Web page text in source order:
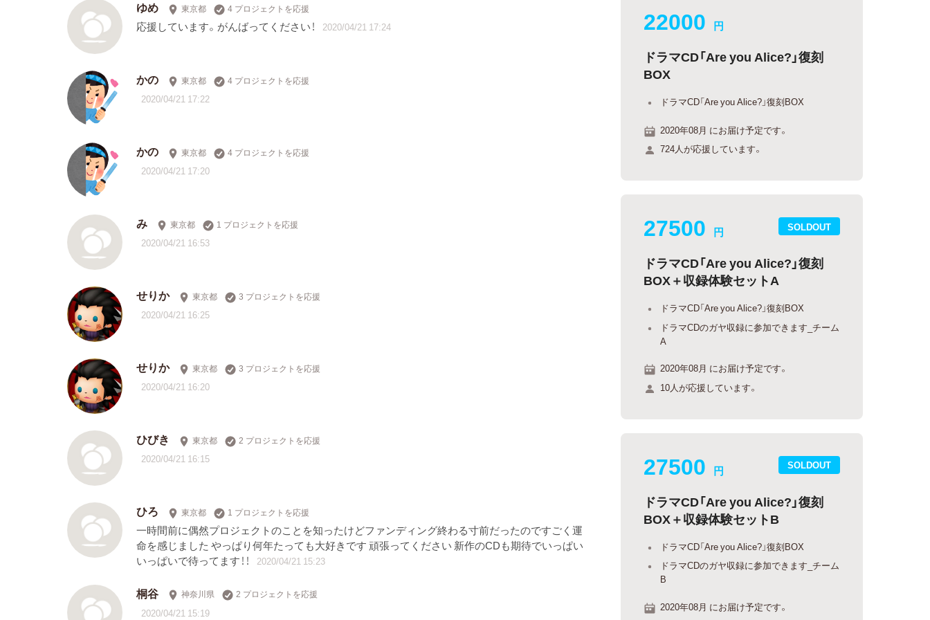
ゆめ 東京都 4 プロジェクトを応援
応援しています。がんばってください！ 2020/04/21 17:24
かの 東京都 4 プロジェクトを応援
2020/04/21 17:22
かの 東京都 4 プロジェクトを応援
2020/04/21 17:20
み 東京都 1 プロジェクトを応援
2020/04/21 16:53
せりか 東京都 3 プロジェクトを応援
2020/04/21 16:25
せりか 東京都 3 プロジェクトを応援
2020/04/21 16:20
ひびき 東京都 2 プロジェクトを応援
2020/04/21 16:15
ひろ 東京都 1 プロジェクトを応援
一時間前に偶然プロジェクトのことを知ったけどファンディング終わる寸前だったのですごく運
命を感じました やっぱり何年たっても大好きです 頑張ってください 新作のCDも期待でいっぱい
いっぱいで待ってます！！
2020/04/21 15:23
桐谷 神奈川県 2 プロジェクトを応援
2020/04/21 15:19
22000 円
ドラマCD「Are you Alice?」復刻
BOX
ドラマCD「Are you Alice?」復刻BOX
2020年08月 にお届け予定です。
724人が応援しています。
SOLDOUT
27500 円
ドラマCD「Are you Alice?」復刻
BOX＋収録体験セットA
ドラマCD「Are you Alice?」復刻BOX
ドラマCDのガヤ収録に参加できます_チーム
A
2020年08月 にお届け予定です。
10人が応援しています。
SOLDOUT
27500 円
ドラマCD「Are you Alice?」復刻
BOX＋収録体験セットB
ドラマCD「Are you Alice?」復刻BOX
ドラマCDのガヤ収録に参加できます_チーム
B
2020年08月 にお届け予定です。